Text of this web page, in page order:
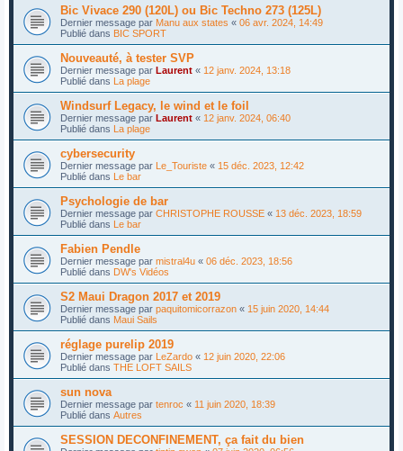
Bic Vivace 290 (120L) ou Bic Techno 273 (125L)
Dernier message par Manu aux states « 06 avr. 2024, 14:49
Publié dans BIC SPORT
Nouveauté, à tester SVP
Dernier message par Laurent « 12 janv. 2024, 13:18
Publié dans La plage
Windsurf Legacy, le wind et le foil
Dernier message par Laurent « 12 janv. 2024, 06:40
Publié dans La plage
cybersecurity
Dernier message par Le_Touriste « 15 déc. 2023, 12:42
Publié dans Le bar
Psychologie de bar
Dernier message par CHRISTOPHE ROUSSE « 13 déc. 2023, 18:59
Publié dans Le bar
Fabien Pendle
Dernier message par mistral4u « 06 déc. 2023, 18:56
Publié dans DW's Vidéos
S2 Maui Dragon 2017 et 2019
Dernier message par paquitomicorrazon « 15 juin 2020, 14:44
Publié dans Maui Sails
réglage purelip 2019
Dernier message par LeZardo « 12 juin 2020, 22:06
Publié dans THE LOFT SAILS
sun nova
Dernier message par tenroc « 11 juin 2020, 18:39
Publié dans Autres
SESSION DECONFINEMENT, ça fait du bien